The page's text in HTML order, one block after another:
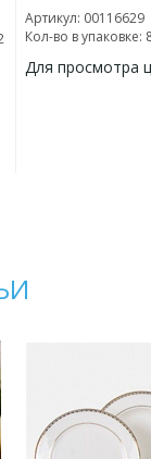
Артикул: 00116629
Кол-во в упаковке:
Для просмотра